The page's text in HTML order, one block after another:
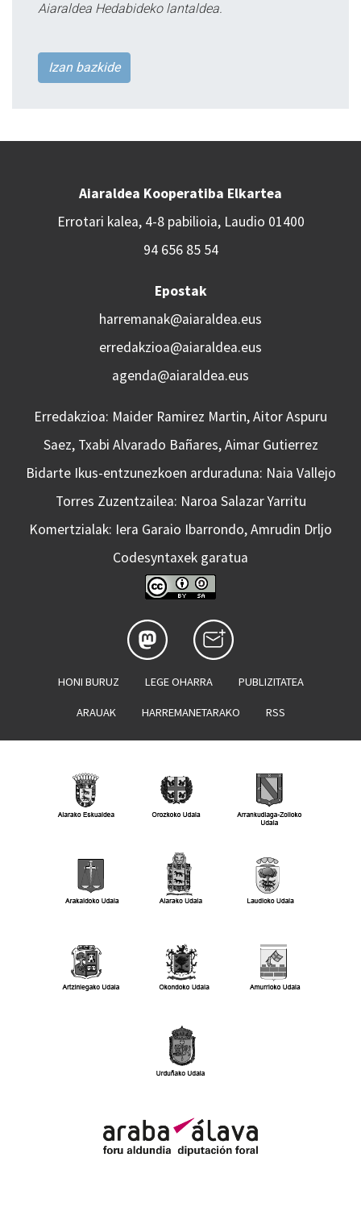
Aiaraldea Hedabideko lantaldea.
Izan bazkide
Aiaraldea Kooperatiba Elkartea
Errotari kalea, 4-8 pabilioia, Laudio 01400
94 656 85 54
Epostak
harremanak@aiaraldea.eus
erredakzioa@aiaraldea.eus
agenda@aiaraldea.eus
Erredakzioa: Maider Ramirez Martin, Aitor Aspuru
Saez, Txabi Alvarado Bañares, Aimar Gutierrez
Bidarte Ikus-entzunezkoen arduraduna: Naia Vallejo
Torres Zuzentzailea: Naroa Salazar Yarritu
Komertzialak: Iera Garaio Ibarrondo, Amrudin Drljo
Codesyntaxek garatua
HONI BURUZ LEGE OHARRA PUBLIZITATEA
ARAUAK HARREMANETARAKO RSS